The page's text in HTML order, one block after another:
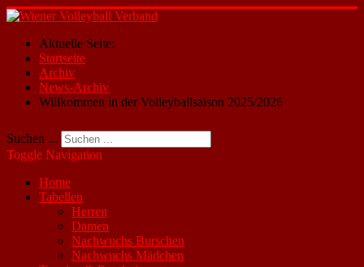
Aktuelle Seite:
Startseite
Archiv
News-Archiv
Willkommen in der Volleyballsaison 2025/2026
Suchen ...
Toggle Navigation
Home
Tabellen
Herren
Damen
Nachwuchs Burschen
Nachwuchs Mädchen